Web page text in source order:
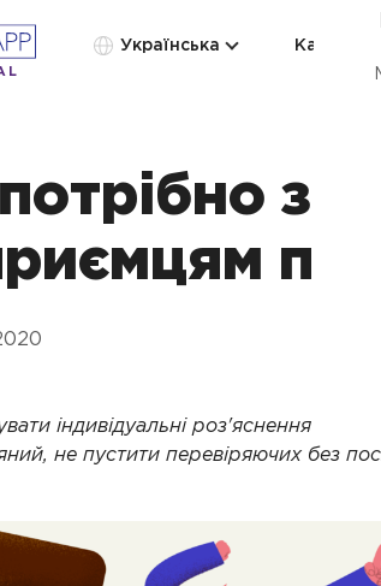
Українська Категорії
індивідуальні роз'яснення від
не пустити перевіряючих без